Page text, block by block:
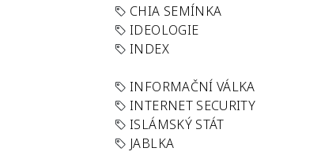
CHIA SEMÍNKA
IDEOLOGIE
INDEX
INFORMAČNÍ VÁLKA
INTERNET SECURITY
ISLÁMSKÝ STÁT
JABLKA